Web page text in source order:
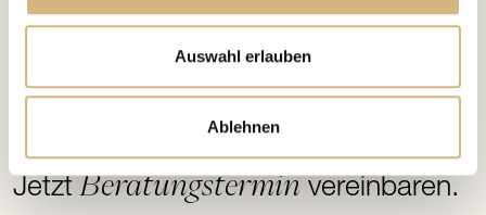
Auswahl erlauben
Ablehnen
INDIVIDUELL UND KOSTENFREI
JetztBeratungstermin vereinbaren.